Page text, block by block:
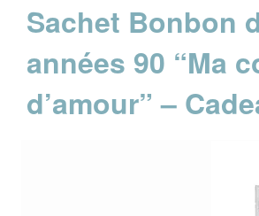
Sachet Bonbon
années 90 “Ma
d’amour” –